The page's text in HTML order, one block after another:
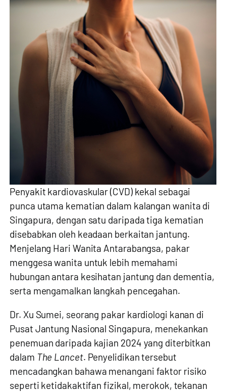
Penyakit kardiovaskular (CVD) kekal sebagai
punca utama kematian dalam kalangan wanita di
Singapura, dengan satu daripada tiga kematian
disebabkan oleh keadaan berkaitan jantung.
Menjelang Hari Wanita Antarabangsa, pakar
menggesa wanita untuk lebih memahami
hubungan antara kesihatan jantung dan dementia,
serta mengamalkan langkah pencegahan.
Dr. Xu Sumei, seorang pakar kardiologi kanan di
Pusat Jantung Nasional Singapura, menekankan
penemuan daripada kajian 2024 yang diterbitkan
dalam The Lancet. Penyelidikan tersebut
mencadangkan bahawa menangani faktor risiko
seperti ketidakaktifan fizikal, merokok, tekanan